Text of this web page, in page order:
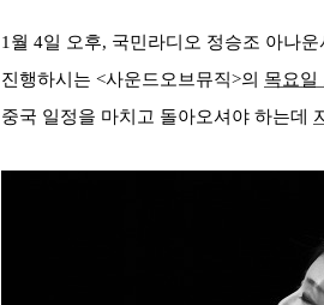
1월 4일 오후, 국민 라디오 정승조 아나운
진행하시는 <사운드오브뮤직>의 목요일
중국 일정을 마치고 돌아오셔야 하는데